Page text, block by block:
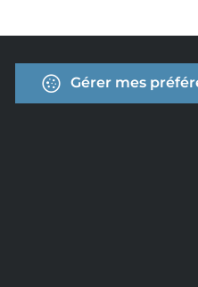
Gérer mes